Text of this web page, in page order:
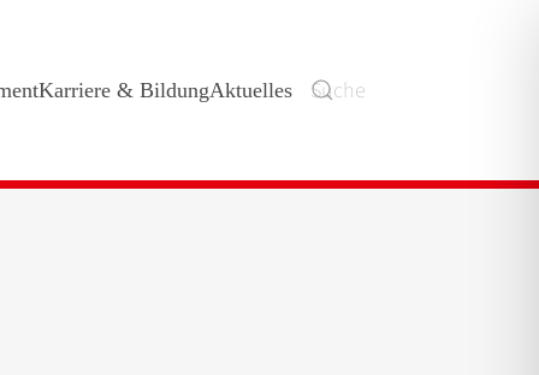
Karriere & BildungAktuelles